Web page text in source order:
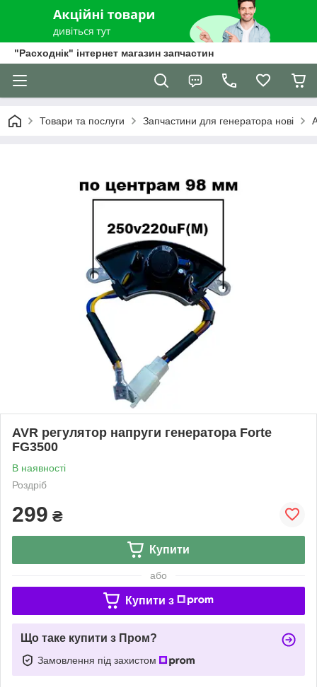
"Расходнік" інтернет магазин запчастин
Товари та послуги Запчастини для генератора нові
AVR регулятор напруги генератора Forte
FG3500
В наявності
Роздріб
299 ₴
Купити
або
Купити з
Що таке купити з Пром?
Замовлення під захистом